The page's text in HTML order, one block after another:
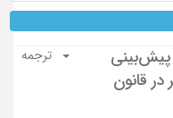
پیش‌بینی
قانون
ترجمه